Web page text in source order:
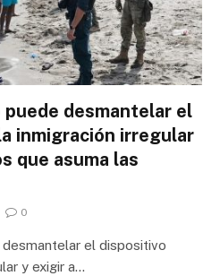
puede desmantelar el
inmigración irregular
que asuma las
0
el dispositivo
y exigir a…